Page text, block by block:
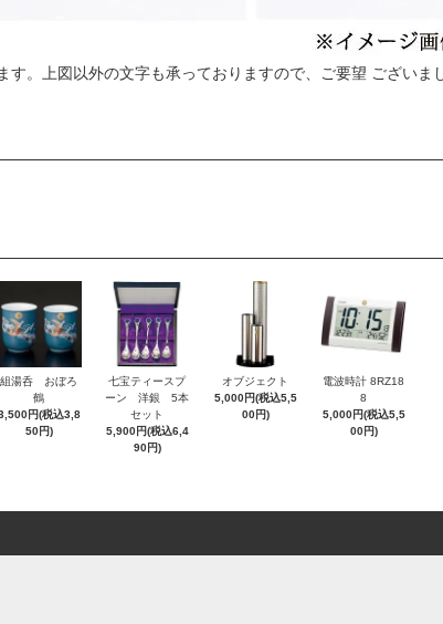
。上図以外の文字も承っておりますので、ご要望 ございま
組湯呑 おぼろ
鶴
円(税込3,8
50円)
七宝ティースプ
ーン 洋銀 5本
セット
5,900円(税込6,4
90円)
オブジェクト
5,000円(税込5,5
00円)
電波時計 8RZ18
8
5,000円(税込5,5
00円)